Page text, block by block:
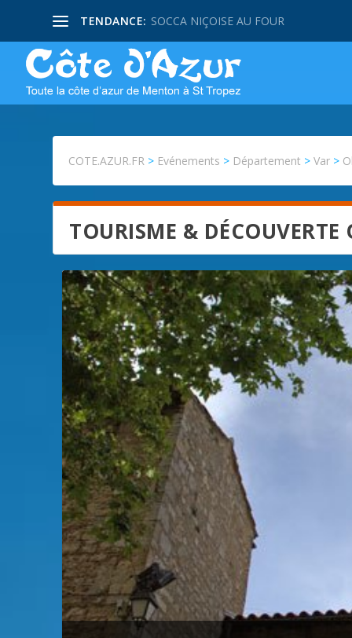
TENDANCE: SOCCA NIÇOISE AU FOUR
COTE.AZUR.FR > Evénements > Département >Var >
TOURISME & DÉCOUVERTE